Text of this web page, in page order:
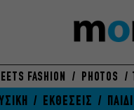
FASHION PHOTOS
ΕΚΘΕΣΕΙΣ ΠΑΙΔΙ